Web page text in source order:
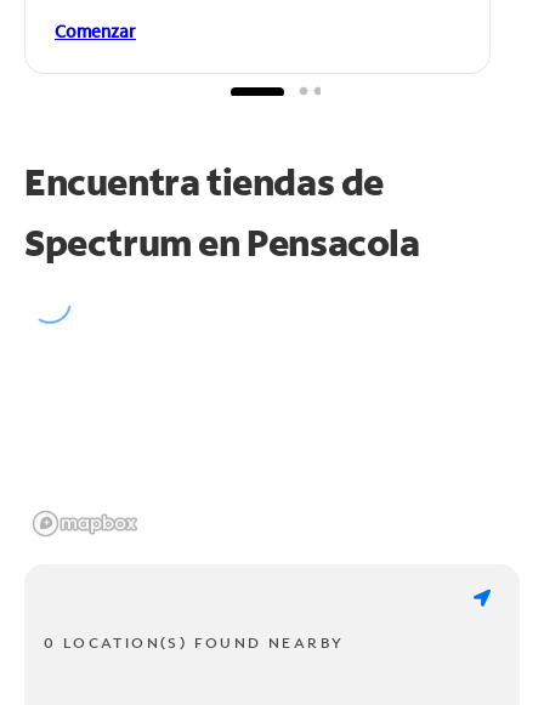
Comenzar
Encuentra tiendas de
Spectrum en Pensacola
0 LOCATION(S) FOUND NEARBY